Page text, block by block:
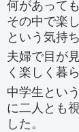
何があって
その中で楽
という気持
夫婦で目が
く楽しく暮
中学生とい
に二人とも
した。